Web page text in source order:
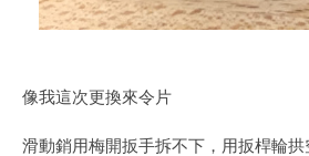
像我這次更換來令片
滑動銷用梅開扳手拆不下，用扳桿輪